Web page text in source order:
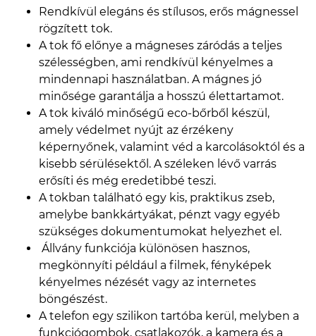
Rendkívül elegáns és stílusos, erős mágnessel
rögzített tok.
A tok fő előnye a mágneses záródás a teljes
szélességben, ami rendkívül kényelmes a
mindennapi használatban. A mágnes jó
minősége garantálja a hosszú élettartamot.
A tok kiváló minőségű eco-bőrből készül,
amely védelmet nyújt az érzékeny
képernyőnek, valamint véd a karcolásoktól és a
kisebb sérülésektől. A széleken lévő varrás
erősíti és még eredetibbé teszi.
A tokban található egy kis, praktikus zseb,
amelybe bankkártyákat, pénzt vagy egyéb
szükséges dokumentumokat helyezhet el.
Állvány funkciója különösen hasznos,
megkönnyíti például a filmek, fényképek
kényelmes nézését vagy az internetes
böngészést.
A telefon egy szilikon tartóba kerül, melyben a
funkciógombok, csatlakozók, a kamera és a